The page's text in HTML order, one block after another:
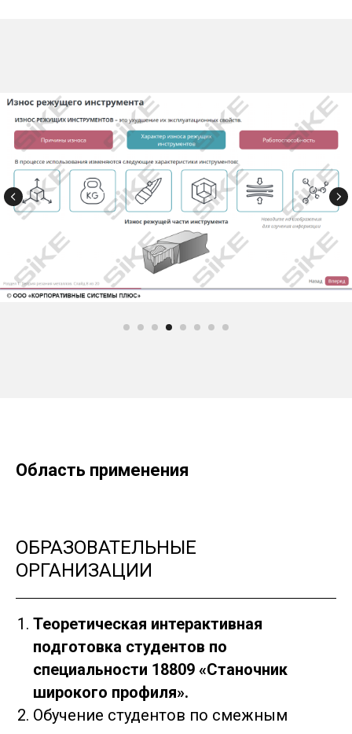
Область применения
ОБРАЗОВАТЕЛЬНЫЕ
ОРГАНИЗАЦИИ
Теоретическая интерактивная
подготовка студентов по
специальности 18809 «Станочник
широкого профиля».
Обучение студентов по смежным